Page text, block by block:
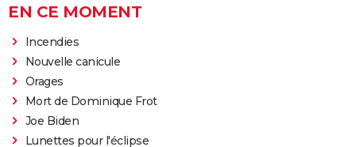
EN CE MOMENT
Incendies
Nouvelle canicule
Orages
Mort de Dominique Frot
Joe Biden
Lunettes pour l'éclipse